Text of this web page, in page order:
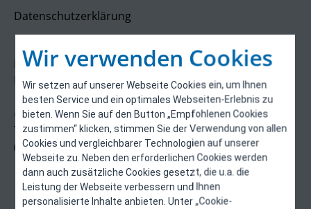
Wir verwenden Cookies
Wir setzen auf unserer Webseite Cookies ein, um Ihnen
besten Service und ein optimales Webseiten-Erlebnis zu
bieten. Wenn Sie auf den Button „Empfohlenen Cookies
zustimmen“ klicken, stimmen Sie der Verwendung von allen
Cookies und vergleichbarer Technologien auf unserer
Webseite zu. Neben den erforderlichen Cookies werden
dann auch zusätzliche Cookies gesetzt, die u.a. die
Leistung der Webseite verbessern und Ihnen
personalisierte Inhalte anbieten. Unter „Cookie-
Datenschutzerklärung
Kontakt
E-Control
Rudolfsplatz 13a
1010 Wien
energieeffizienz@e-control.at
Tel +43 1 5324724
(Mo, Mi-Fr 09:30-12:30 Uhr)